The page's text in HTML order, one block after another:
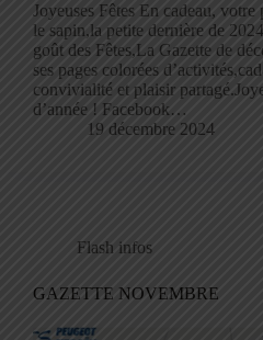
Joyeuses Fêtes En cadeau,
le sapin,la petite dernière de
goût des Fêtes,La Gazette de
ses pages colorées
convivialité et plaisir
d’année ! Facebook…
19 décembre 2024
Flash infos
GAZETTE NOVEMBRE